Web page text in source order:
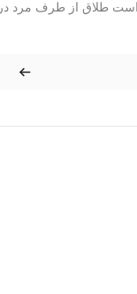
طلاق از طرف مرد در